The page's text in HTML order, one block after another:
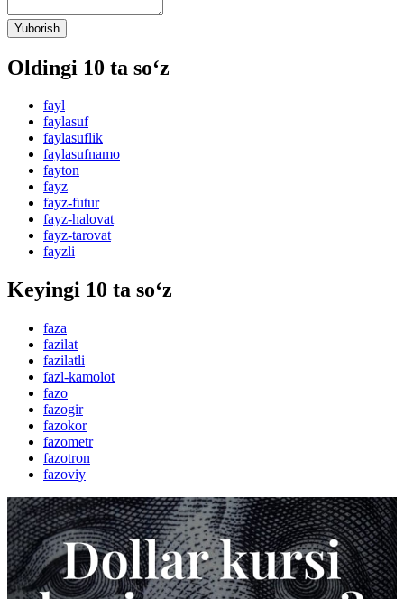
Yuborish
Oldingi 10 ta so‘z
fayl
faylasuf
faylasuflik
faylasufnamo
fayton
fayz
fayz-futur
fayz-halovat
fayz-tarovat
fayzli
Keyingi 10 ta so‘z
faza
fazilat
fazilatli
fazl-kamolot
fazo
fazogir
fazokor
fazometr
fazotron
fazoviy